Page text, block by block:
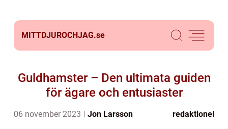
MITTDJUROCHJAG.se
Guldhamster – Den ultimata guiden
för ägare och entusiaster
06 november 2023 Jon Larsson redaktionel